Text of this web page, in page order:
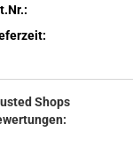
erstellen
vergessen?
Shops